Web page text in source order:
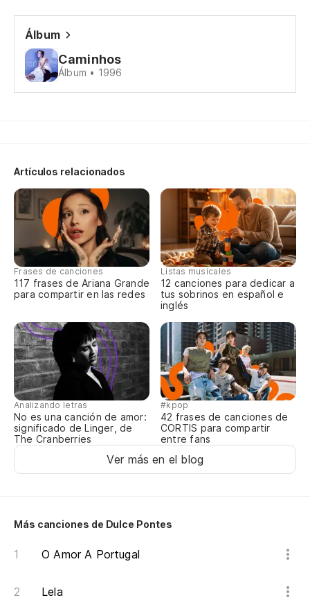
Álbum
Caminhos
Álbum • 1996
Artículos relacionados
Frases de canciones
117 frases de Ariana Grande
para compartir en las redes
Listas musicales
12 canciones para dedicar a
tus sobrinos en español e
inglés
Analizando letras
No es una canción de amor:
significado de Linger, de
The Cranberries
#kpop
42 frases de canciones de
CORTIS para compartir
entre fans
Ver más en el blog
Más canciones de Dulce Pontes
O Amor A Portugal
Lela